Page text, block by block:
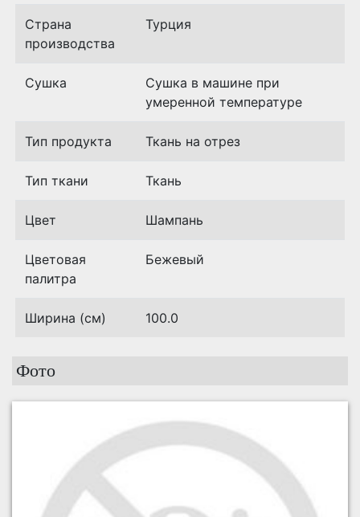
Страна
производства
Турция
Сушка
Сушка в машине при
умеренной температуре
Тип продукта Ткань на отрез
Тип ткани Ткань
Цвет Шампань
Цветовая
палитра
Бежевый
Ширина (см) 100.0
Фото